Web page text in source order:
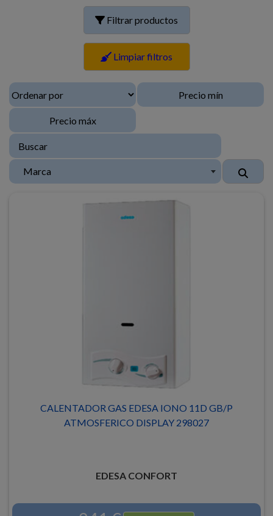
Filtrar productos
Limpiar filtros
Marca
CALENTADOR GAS EDESA IONO 11D GB/P
ATMOSFERICO DISPLAY 298027
EDESA CONFORT